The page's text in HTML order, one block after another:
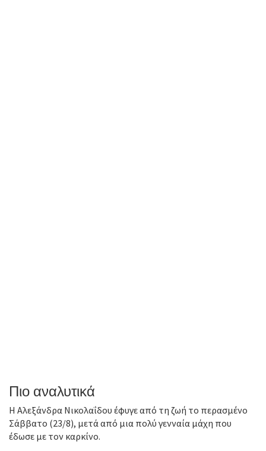
Πιο αναλυτικά
Η Αλεξάνδρα Νικολαΐδου έφυγε από τη ζωή το περασμένο
Σάββατο (23/8), μετά από μια πολύ γενναία μάχη που
έδωσε με τον καρκίνο.